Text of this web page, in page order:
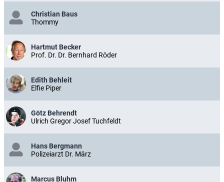
Christian Baus
Thommy
Hartmut Becker
Prof. Dr. Dr. Bernhard Röder
Edith Behleit
Elfie Piper
Götz Behrendt
Ulrich Gregor Josef Tuchfeldt
Hans Bergmann
Polizeiarzt Dr. März
Marcus Bluhm